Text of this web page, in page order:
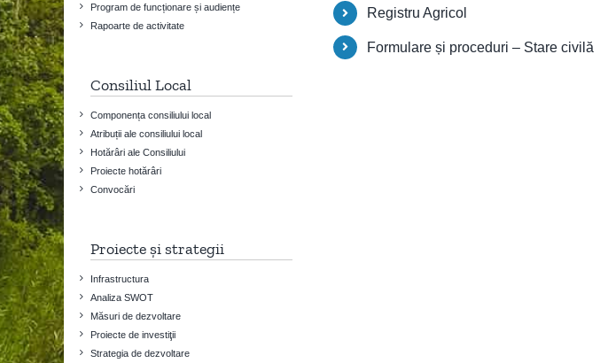
Registru Agricol
Formulare și proceduri – Stare civilă
Program de funcționare și audiențe
Rapoarte de activitate
Consiliul Local
Componența consiliului local
Atribuții ale consiliului local
Hotărâri ale Consiliului
Proiecte hotărâri
Convocări
Proiecte și strategii
Infrastructura
Analiza SWOT
Măsuri de dezvoltare
Proiecte de investiţii
Strategia de dezvoltare